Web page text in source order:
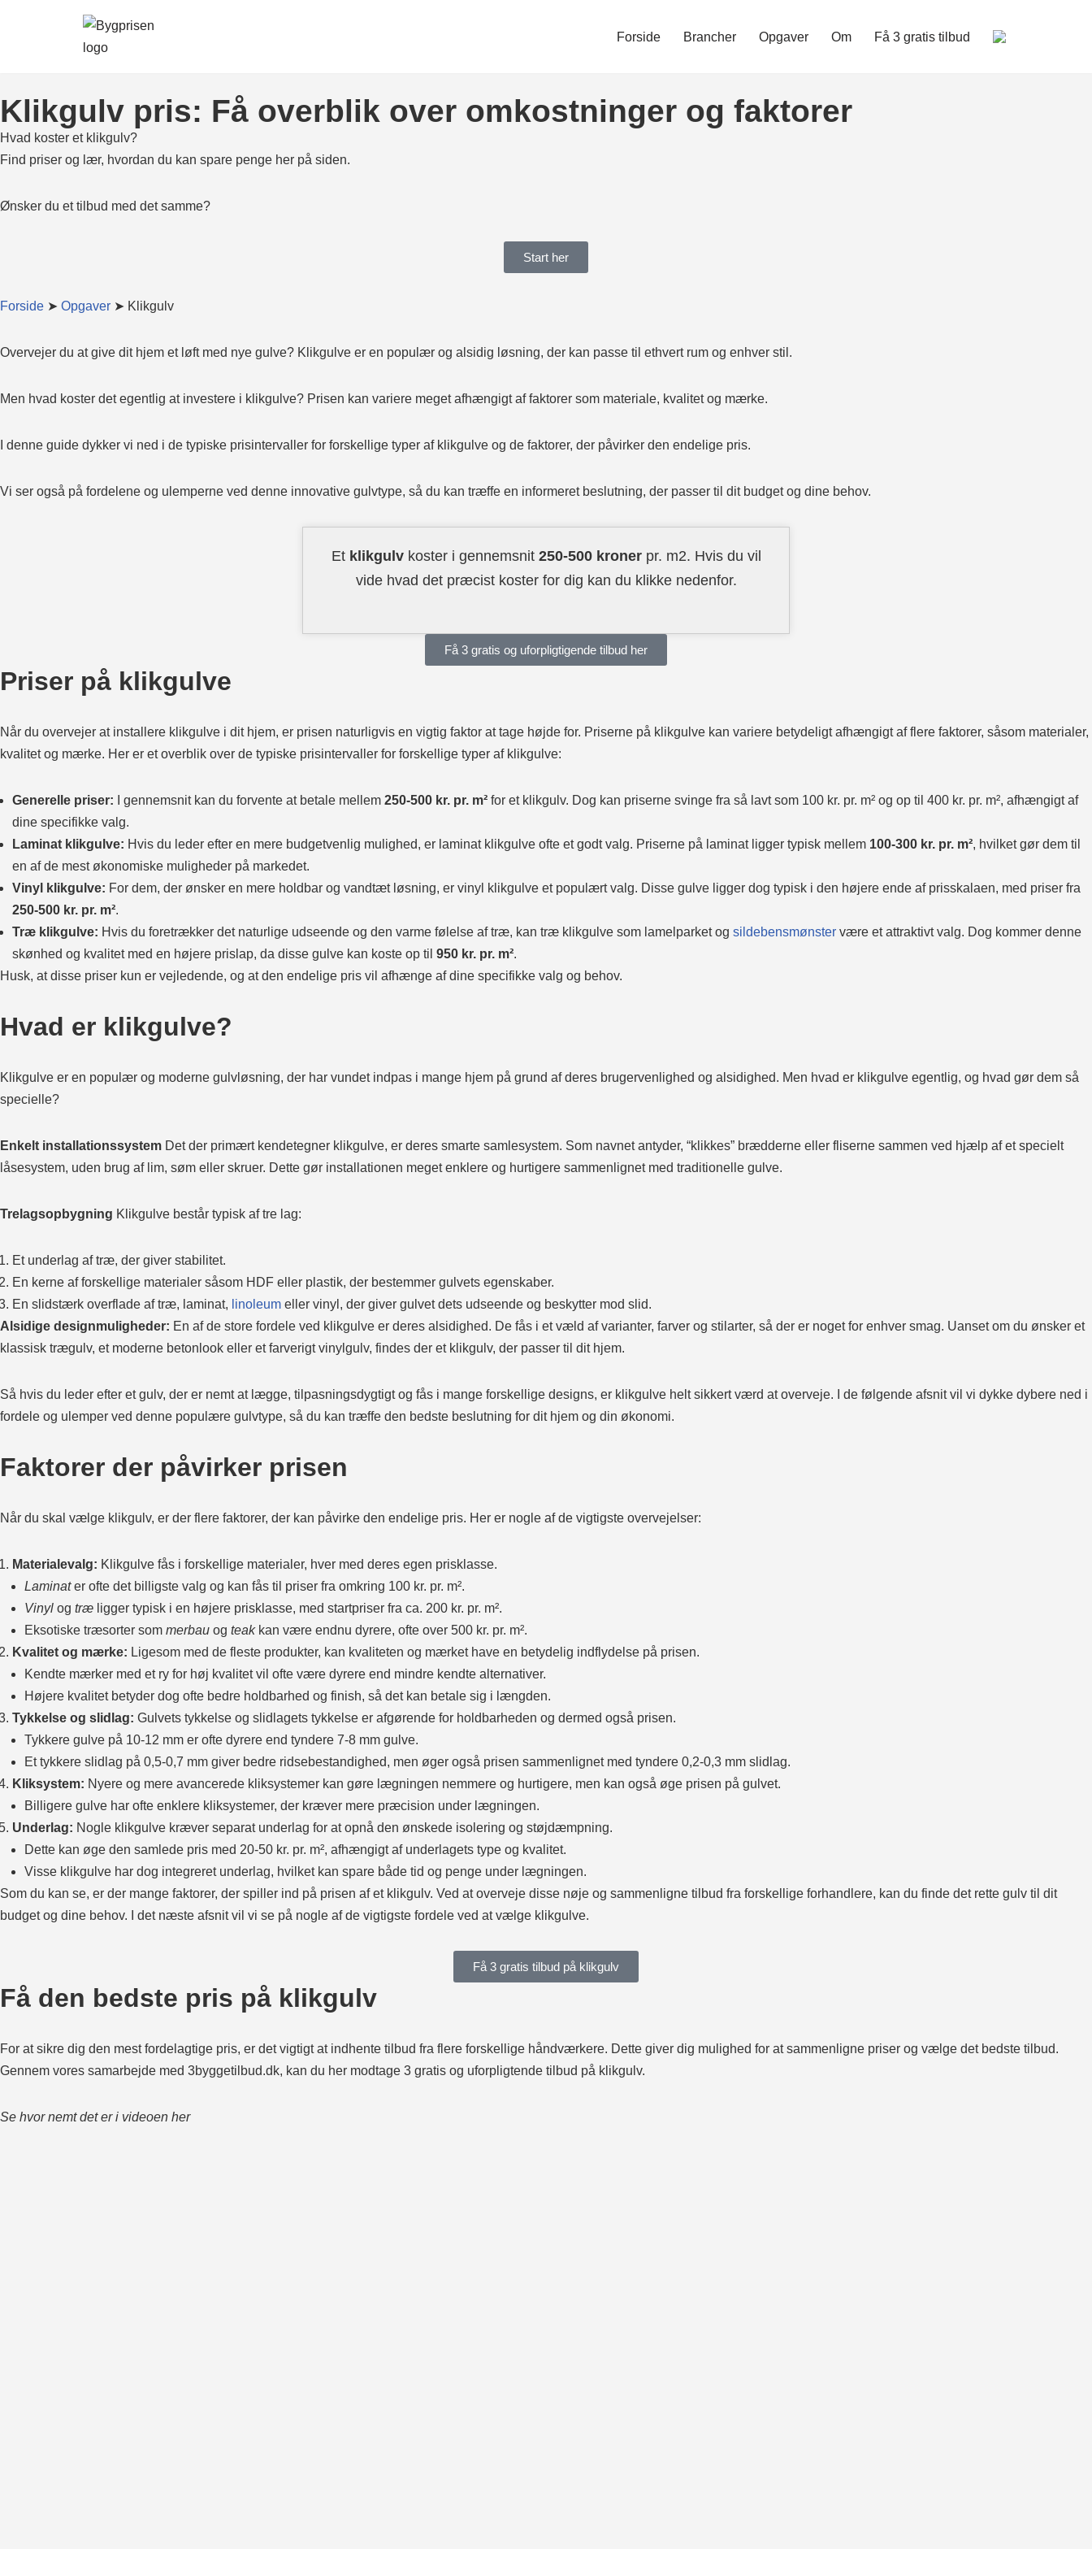
Forside Brancher Opgaver Om Få 3 gratis tilbud
Klikgulv pris: Få overblik over omkostninger og faktorer
Hvad koster et klikgulv?
Find priser og lær, hvordan du kan spare penge her på siden.
Ønsker du et tilbud med det samme?
Start her
Forside ➤ Opgaver ➤ Klikgulv
Overvejer du at give dit hjem et løft med nye gulve? Klikgulve er en populær og alsidig løsning, der kan passe til ethvert rum og enhver stil.
Men hvad koster det egentlig at investere i klikgulve? Prisen kan variere meget afhængigt af faktorer som materiale, kvalitet og mærke.
I denne guide dykker vi ned i de typiske prisintervaller for forskellige typer af klikgulve og de faktorer, der påvirker den endelige pris.
Vi ser også på fordelene og ulemperne ved denne innovative gulvtype, så du kan træffe en informeret beslutning, der passer til dit budget og dine behov.
Et klikgulvkoster i gennemsnit 250-500 kronerpr. m2. Hvis du vil
vide hvad det præcist koster for dig kan du klikke nedenfor.
Få 3 gratis og uforpligtigende tilbud her
Priser på klikgulve
Når du overvejer at installere klikgulve i dit hjem, er prisen naturligvis en vigtig faktor at tage højde for. Priserne på klikgulve kan variere betydeligt afhængigt af flere faktorer, såsom materialer,
kvalitet og mærke. Her er et overblik over de typiske prisintervaller for forskellige typer af klikgulve:
Generelle priser: I gennemsnit kan du forvente at betale mellem 250-500 kr. pr. m² for et klikgulv. Dog kan priserne svinge fra så lavt som 100 kr. pr. m² og op til 400 kr. pr. m², afhængigt af
dine specifikke valg.
Laminat klikgulve: Hvis du leder efter en mere budgetvenlig mulighed, er laminat klikgulve ofte et godt valg. Priserne på laminat ligger typisk mellem 100-300 kr. pr. m², hvilket gør dem til
en af de mest økonomiske muligheder på markedet.
Vinyl klikgulve: For dem, der ønsker en mere holdbar og vandtæt løsning, er vinyl klikgulve et populært valg. Disse gulve ligger dog typisk i den højere ende af prisskalaen, med priser fra
250-500 kr. pr. m².
Træ klikgulve: Hvis du foretrækker det naturlige udseende og den varme følelse af træ, kan træ klikgulve som lamelparket og sildebensmønster være et attraktivt valg. Dog kommer denne
skønhed og kvalitet med en højere prislap, da disse gulve kan koste op til 950 kr. pr. m².
Husk, at disse priser kun er vejledende, og at den endelige pris vil afhænge af dine specifikke valg og behov.
Hvad er klikgulve?
Klikgulve er en populær og moderne gulvløsning, der har vundet indpas i mange hjem på grund af deres brugervenlighed og alsidighed. Men hvad er klikgulve egentlig, og hvad gør dem så
specielle?
Enkelt installationssystem Det der primært kendetegner klikgulve, er deres smarte samlesystem. Som navnet antyder, “klikkes” brædderne eller fliserne sammen ved hjælp af et specielt
låsesystem, uden brug af lim, søm eller skruer. Dette gør installationen meget enklere og hurtigere sammenlignet med traditionelle gulve.
Trelagsopbygning Klikgulve består typisk af tre lag:
Et underlag af træ, der giver stabilitet.
En kerne af forskellige materialer såsom HDF eller plastik, der bestemmer gulvets egenskaber.
En slidstærk overflade af træ, laminat, linoleum eller vinyl, der giver gulvet dets udseende og beskytter mod slid.
Alsidige designmuligheder: En af de store fordele ved klikgulve er deres alsidighed. De fås i et væld af varianter, farver og stilarter, så der er noget for enhver smag. Uanset om du ønsker et
klassisk trægulv, et moderne betonlook eller et farverigt vinylgulv, findes der et klikgulv, der passer til dit hjem.
Så hvis du leder efter et gulv, der er nemt at lægge, tilpasningsdygtigt og fås i mange forskellige designs, er klikgulve helt sikkert værd at overveje. I de følgende afsnit vil vi dykke dybere ned i
fordele og ulemper ved denne populære gulvtype, så du kan træffe den bedste beslutning for dit hjem og din økonomi.
Faktorer der påvirker prisen
Når du skal vælge klikgulv, er der flere faktorer, der kan påvirke den endelige pris. Her er nogle af de vigtigste overvejelser:
Materialevalg: Klikgulve fås i forskellige materialer, hver med deres egen prisklasse.
Laminater ofte det billigste valg og kan fås til priser fra omkring 100 kr. pr. m².
Vinyl og træ ligger typisk i en højere prisklasse, med startpriser fra ca. 200 kr. pr. m².
Eksotiske træsorter som merbau og teakkan være endnu dyrere, ofte over 500 kr. pr. m².
Kvalitet og mærke: Ligesom med de fleste produkter, kan kvaliteten og mærket have en betydelig indflydelse på prisen.
Kendte mærker med et ry for høj kvalitet vil ofte være dyrere end mindre kendte alternativer.
Højere kvalitet betyder dog ofte bedre holdbarhed og finish, så det kan betale sig i længden.
Tykkelse og slidlag: Gulvets tykkelse og slidlagets tykkelse er afgørende for holdbarheden og dermed også prisen.
Tykkere gulve på 10-12 mm er ofte dyrere end tyndere 7-8 mm gulve.
Et tykkere slidlag på 0,5-0,7 mm giver bedre ridsebestandighed, men øger også prisen sammenlignet med tyndere 0,2-0,3 mm slidlag.
Kliksystem: Nyere og mere avancerede kliksystemer kan gøre lægningen nemmere og hurtigere, men kan også øge prisen på gulvet.
Billigere gulve har ofte enklere kliksystemer, der kræver mere præcision under lægningen.
Underlag: Nogle klikgulve kræver separat underlag for at opnå den ønskede isolering og støjdæmpning.
Dette kan øge den samlede pris med 20-50 kr. pr. m², afhængigt af underlagets type og kvalitet.
Visse klikgulve har dog integreret underlag, hvilket kan spare både tid og penge under lægningen.
Som du kan se, er der mange faktorer, der spiller ind på prisen af et klikgulv. Ved at overveje disse nøje og sammenligne tilbud fra forskellige forhandlere, kan du finde det rette gulv til dit
budget og dine behov. I det næste afsnit vil vi se på nogle af de vigtigste fordele ved at vælge klikgulve.
Få 3 gratis tilbud på klikgulv
Få den bedste pris på klikgulv
For at sikre dig den mest fordelagtige pris, er det vigtigt at indhente tilbud fra flere forskellige håndværkere. Dette giver dig mulighed for at sammenligne priser og vælge det bedste tilbud.
Gennem vores samarbejde med 3byggetilbud.dk, kan du her modtage 3 gratis og uforpligtende tilbud på klikgulv.
Se hvor nemt det er i videoen her